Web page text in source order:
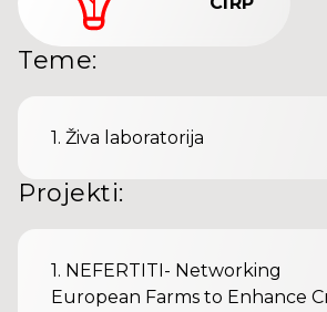
Teme:
1. Živa laboratorija
Projekti:
1. NEFERTITI- Networking
European Farms to Enhance